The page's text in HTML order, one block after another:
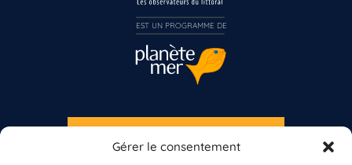
Gérer le consentement
S'INSCRIRE À LA NEWSLETTER